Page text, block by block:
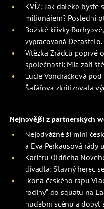
KVÍZ: Jak daleko byste
milionářem? Poslední
Božské křivky
vypracovaná
Vítězka Zrádců poprvé
společnosti: Mia září
Lucie Vondráčková
Šafářová zkritizovala
Nejnovější z partnerských
Nejodvážnější mini
a Eva Perkausová rády
Kariéru Oldřicha
divadla: Slavný herec
Ikona českého rapu
rodiny“ do squatu na
hudební scénu a dobyl